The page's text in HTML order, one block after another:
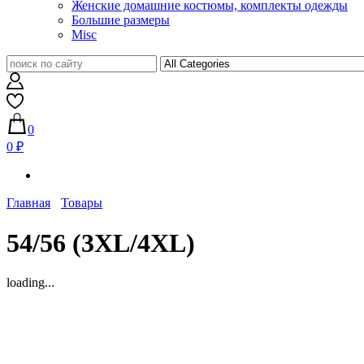
Женские домашние костюмы, комплекты одежды
Большие размеры
Misc
0
0 ₽
Главная Товары
54/56 (3XL/4XL)
loading...